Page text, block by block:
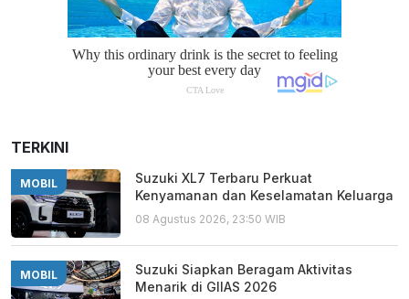
TERKINI
MOBIL
Suzuki XL7 Terbaru Perkuat
Kenyamanan dan Keselamatan Keluarga
08 Agustus 2026, 23:50 WIB
MOBIL
Suzuki Siapkan Beragam Aktivitas
Menarik di GIIAS 2026